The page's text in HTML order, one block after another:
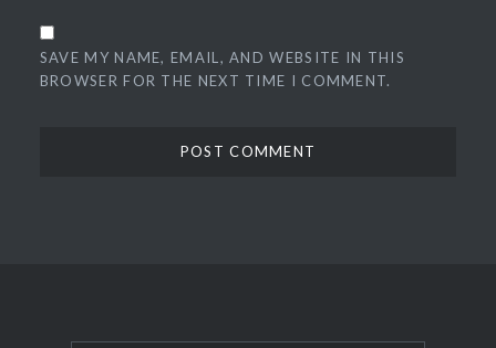
SAVE MY NAME, EMAIL, AND WEBSITE IN THIS
BROWSER FOR THE NEXT TIME I COMMENT.